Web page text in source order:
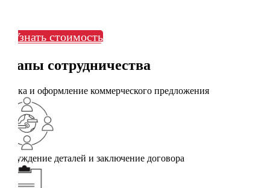
Узнать стоимость
Этапы сотрудничества
Заявка и оформление коммерческого предложения
Обсуждение деталей и заключение договора